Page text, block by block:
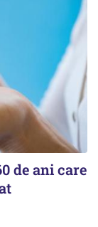
de ani care